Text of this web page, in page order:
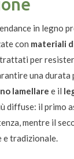
in legno
con materiali
trattati per
una durata
lamellare e il
diffuse: il primo
mentre il
e tradizionale.